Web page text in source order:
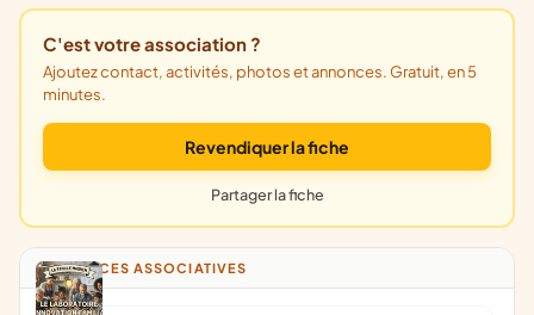
C'est votre association ?
Ajoutez contact, activités, photos et annonces. Gratuit, en 5
minutes.
Revendiquer la fiche
Partager la fiche
ANNONCES ASSOCIATIVES